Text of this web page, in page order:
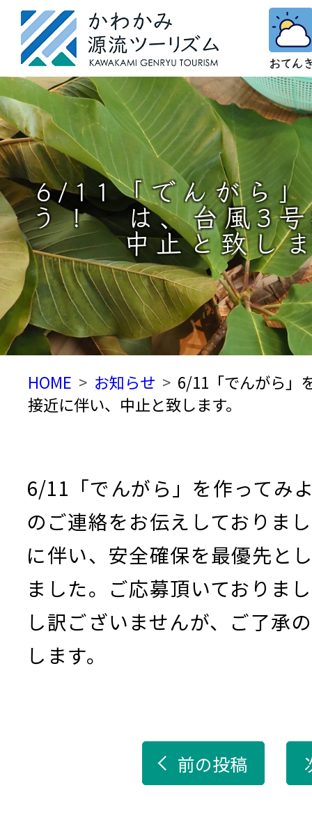
6/11「でんがら
う！ は、台風3号
中止と致
HOME お知らせ
6/11「でんがら」
接近に伴い、中止と致します。
6/11「でんがら」を作ってみ
のご連絡をお伝えしておりま
に伴い、安全確保を最優先と
ました。ご応募頂いておりま
し訳ございませんが、ご了承
します。
前の投稿